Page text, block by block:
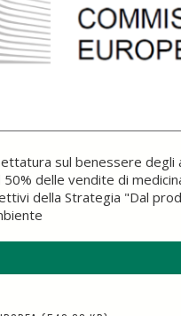
sul benessere degli
delle vendite di
della Strategia "Dal